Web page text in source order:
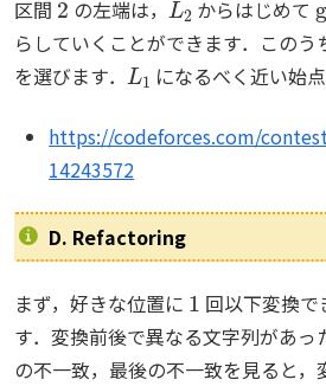
区間 の左端は， からはじめて
らしていくことができます．この
を選びます．
L1
になるべく近い始点
https://codeforces.com/
14243572
D. Refactoring
まず，好きな位置に
回以下変換
す．変換前後で異なる文字列があっ
の不一致，最後の不一致を見ると，